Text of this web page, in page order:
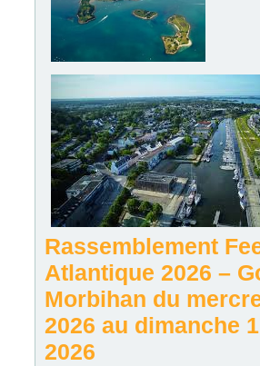
Rassemblement
Atlantique 2026 –
Morbihan du
2026 au dimanche
2026